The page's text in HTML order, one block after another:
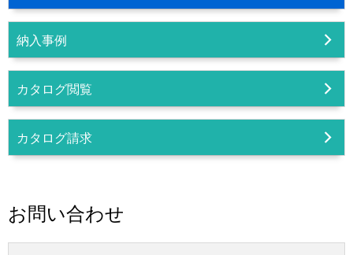
納入事例
カタログ閲覧
カタログ請求
お問い合わせ